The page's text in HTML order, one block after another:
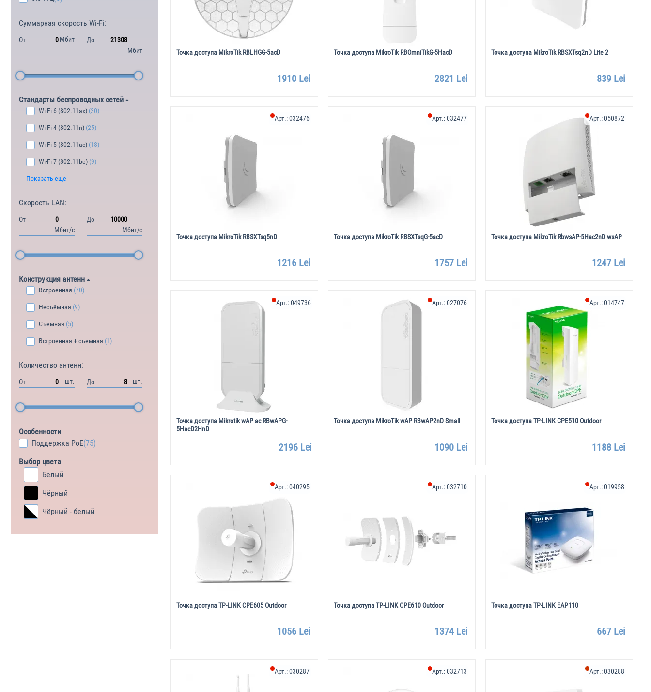
Суммарная скорость Wi-Fi:
От Мбит
До
Мбит
Стандарты беспроводных сетей
Wi-Fi 6 (802.11ax) (30)
Wi-Fi 4 (802.11n) (25)
Wi-Fi 5 (802.11ac) (18)
Wi-Fi 7 (802.11be) (9)
Показать еще
Скорость LAN:
От
Мбит/с
До
Мбит/с
Конструкция антенн
Встроенная (70)
Несъёмная (9)
Съёмная (5)
Встроенная + съемная (1)
Количество антенн:
От шт. До шт.
Особенности
Поддержка PoE(75)
Выбор цвета
Белый
Чёрный
Чёрный - белый
Точка доступа MikroTik RBLHGG-5acD
1910 Lei
Точка доступа MikroTik RBOmniTikG-5HacD
2821 Lei
Точка доступа MikroTik RBSXTsq2nD Lite 2
839 Lei
Точка доступа MikroTik RBSXTsq5nD
Арт.:032476
1216 Lei
Точка доступа MikroTik RBSXTsqG-5acD
Арт.:032477
1757 Lei
Точка доступа MikroTik RbwsAP-5Hac2nD wsAP
Арт.:050872
1247 Lei
Точка доступа Mikrotik wAP ac RBwAPG-
5HacD2HnD
Арт.:049736
2196 Lei
Точка доступа MikroTik wAP RBwAP2nD Small
Арт.:027076
1090 Lei
Точка доступа TP-LINK CPE510 Outdoor
Арт.:014747
1188 Lei
Точка доступа TP-LINK CPE605 Outdoor
Арт.:040295
1056 Lei
Точка доступа TP-LINK CPE610 Outdoor
Арт.:032710
1374 Lei
Точка доступа TP-LINK EAP110
Арт.:019958
667 Lei
Арт.:030287 Арт.:032713 Арт.:030288